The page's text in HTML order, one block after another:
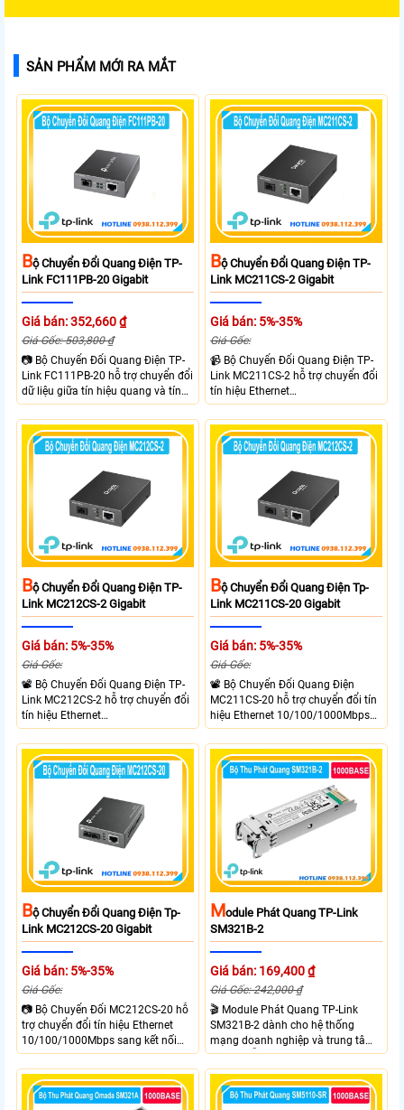
SẢN PHẨM MỚI RA MẮT
BỘ Chuyển Đổi Quang Điện TP-
Link FC111PB-20 Gigabit
Giá bán: 352,660 ₫
Giá Gốc: 503,800 ₫
📷 Bộ Chuyển Đổi Quang Điện TP-
Link FC111PB-20 hỗ trợ chuyển đổi
dữ liệu giữa tín hiệu quang và tín
hiệu điện với tốc độ 10/100Mbps,
mở rộng khoảng cách truyền lên
đến 20km. Công nghệ WDM cho
phép truyền nhận dữ liệu trên một
BỘ Chuyển Đổi Quang Điện TP-
Link MC211CS-2 Gigabit
Giá bán: 5%-35%
Giá Gốc:
📹 Bộ Chuyển Đổi Quang Điện TP-
Link MC211CS-2 hỗ trợ chuyển đổi
tín hiệu Ethernet
10/100/1000Mbps sang kết nối
cáp quang Gigabit Single Mode SC
WDM hai chiều. Trang bị 1 cổng
RJ45 Gigabit Auto MDI/MDIX và 1
liệu hai chiều đồng thời lên đến
BỘ Chuyển Đổi Quang Điện TP-
Link MC212CS-2 Gigabit
Giá bán: 5%-35%
Giá Gốc:
📽 Bộ Chuyển Đổi Quang Điện TP-
Link MC212CS-2 hỗ trợ chuyển đổi
tín hiệu Ethernet
10/100/1000Mbps sang kết nối
cáp quang Gigabit Single Mode SC
WDM hai chiều. Trang bị 1 cổng
RJ45 Gigabit Auto MDI/MDIX và 1
chiều đồng thời lên đến 20km.
BỘ Chuyển Đổi Quang Điện Tp-
Link MC211CS-20 Gigabit
Giá bán: 5%-35%
Giá Gốc:
📽 Bộ Chuyển Đổi Quang Điện
MC211CS-20 hỗ trợ chuyển đổi tín
hiệu Ethernet 10/100/1000Mbps
sang kết nối cáp quang Gigabit
Single Mode SC WDM hai chiều.
Trang bị 1 cổng RJ45 Gigabit Auto
MDI/MDIX và 1 cổng SC Gigabit hỗ
trợ truyền dữ liệu hai chiều đồng
thời lên đến 20km.
BỘ Chuyển Đổi Quang Điện Tp-
Link MC212CS-20 Gigabit
Giá bán: 5%-35%
Giá Gốc:
📷 Bộ Chuyển Đổi MC212CS-20 hỗ
trợ chuyển đổi tín hiệu Ethernet
10/100/1000Mbps sang kết nối
cáp quang Gigabit Single Mode SC
WDM hai chiều. Trang bị 1 cổng
RJ45 Gigabit Auto MDI/MDIX và 1
cổng SC Gigabit truyền dữ liệu hai
MOdule Phát Quang TP-Link
SM321B-2
Giá bán: 169,400 ₫
Giá Gốc: 242,000 ₫
🎬 Module Phát Quang TP-Link
SM321B-2 dành cho hệ thống
mạng doanh nghiệp và trung tâm
dữ liệu hỗ trợ tốc độ truyền tải
1.25Gbps, truyền xa đến 2km trên
cáp quang Single-Mode